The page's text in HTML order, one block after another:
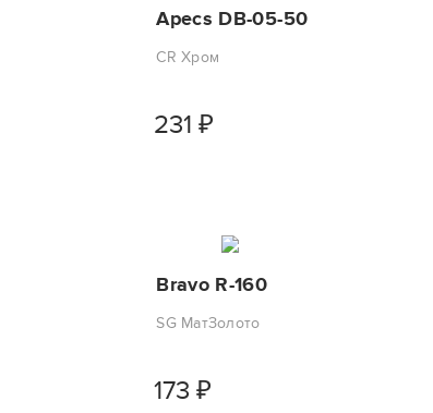
Apecs DB-05-50
CR Хром
231 ₽
Bravo R-160
SG МатЗолото
173 ₽